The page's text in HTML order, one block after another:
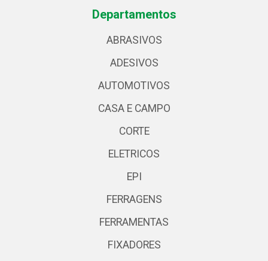
Departamentos
ABRASIVOS
ADESIVOS
AUTOMOTIVOS
CASA E CAMPO
CORTE
ELETRICOS
EPI
FERRAGENS
FERRAMENTAS
FIXADORES